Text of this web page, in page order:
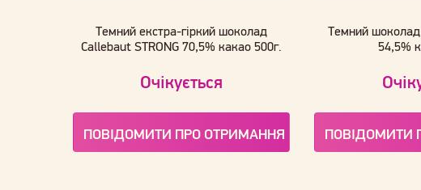
Темний екстра-гіркий шоколад
Callebaut STRONG 70,5% какао 500г.
Очікується
ПОВІДОМИТИ ПРО ОТРИМАННЯ
Темний шоколад
54,5%
ПОВІДОМИТИ